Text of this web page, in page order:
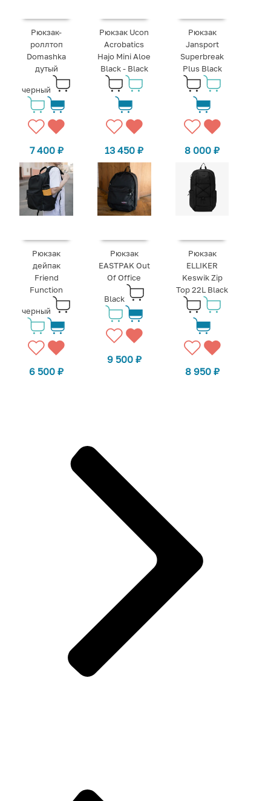
Рюкзак-
роллтоп
Domashka
дутый
черный
7 400 ₽
Рюкзак Ucon
Acrobatics
Hajo Mini Aloe
Black - Black
13 450₽
Рюкзак
Jansport
Superbreak
Plus Black
8 000₽
Рюкзак
дейпак
Friend
Function
черный
6 500₽
Рюкзак
EASTPAK Out
Of Office
Black
9 500 ₽
Рюкзак
ELLIKER
Keswik Zip
Top 22L Black
8 950 ₽